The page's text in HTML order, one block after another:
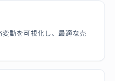
動を可視化し、最適な売